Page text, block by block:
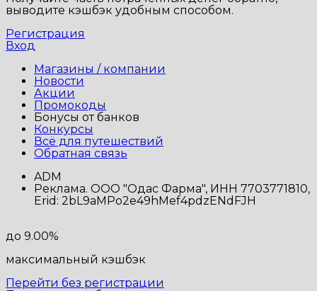
выводите кэшбэк удобным способом.
Регистрация
Вход
Магазины / компании
Новости
Акции
Промокоды
Бонусы от банков
Конкурсы
Всё для путешествий
Обратная связь
ADM
Реклама. ООО "Одас Фарма", ИНН 7703771810,
Erid: 2bL9aMPo2e49hMef4pdzENdFJH
до 9.00%
максимальный кэшбэк
Перейти без регистрации